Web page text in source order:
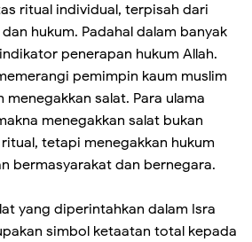
ritual individual, terpisah dari
hukum. Padahal dalam banyak
penerapan hukum Allah.
pemimpin kaum muslim
menegakkan salat. Para ulama
menegakkan salat bukan
tetapi menegakkan hukum
bermasyarakat dan bernegara.
yang diperintahkan dalam Isra
simbol ketaatan total kepada